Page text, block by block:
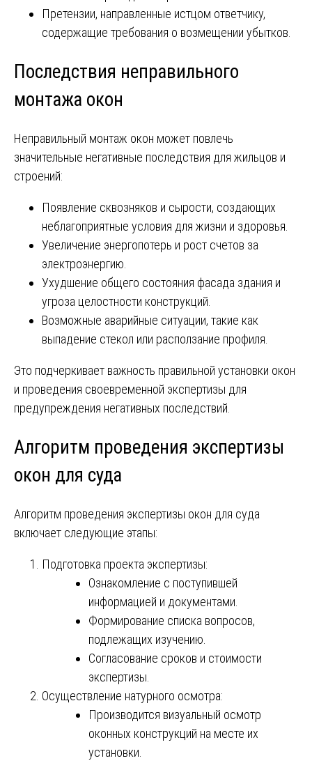
Претензии, направленные истцом ответчику,
содержащие требования о возмещении убытков.
Последствия неправильного
монтажа окон
Неправильный монтаж окон может повлечь
значительные негативные последствия для жильцов и
строений:
Появление сквозняков и сырости, создающих
неблагоприятные условия для жизни и здоровья.
Увеличение энергопотерь и рост счетов за
электроэнергию.
Ухудшение общего состояния фасада здания и
угроза целостности конструкций.
Возможные аварийные ситуации, такие как
выпадение стекол или расползание профиля.
Это подчеркивает важность правильной установки окон
и проведения своевременной экспертизы для
предупреждения негативных последствий.
Алгоритм проведения экспертизы
окон для суда
Алгоритм проведения экспертизы окон для суда
включает следующие этапы:
Подготовка проекта экспертизы:
Ознакомление с поступившей
информацией и документами.
Формирование списка вопросов,
подлежащих изучению.
Согласование сроков и стоимости
экспертизы.
Осуществление натурного осмотра:
Производится визуальный осмотр
оконных конструкций на месте их
установки.